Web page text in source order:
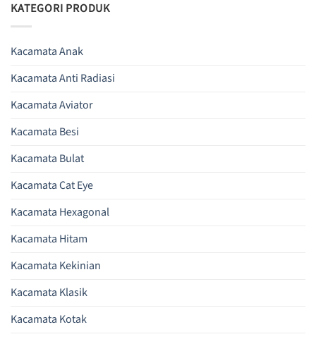
KATEGORI PRODUK
Kacamata Anak
Kacamata Anti Radiasi
Kacamata Aviator
Kacamata Besi
Kacamata Bulat
Kacamata Cat Eye
Kacamata Hexagonal
Kacamata Hitam
Kacamata Kekinian
Kacamata Klasik
Kacamata Kotak